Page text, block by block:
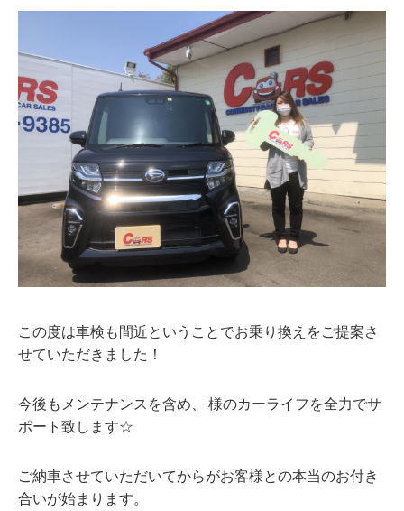
この度は車検も間近ということでお乗り換えをご提案さ
せていただきました！
今後もメンテナンスを含め、I様のカーライフを全力でサ
ポート致します☆
ご納車させていただいてからがお客様との本当のお付き
合いが始まります。